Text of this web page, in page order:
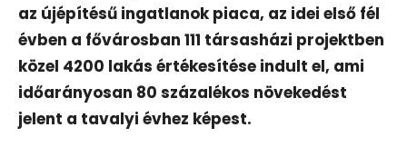
az újépítésű ingatlanok piaca, az idei első fél
évben a fővárosban 111 társasházi projektben
közel 4200 lakás értékesítése indult el, ami
időarányosan 80 százalékos növekedést
jelent a tavalyi évhez képest.